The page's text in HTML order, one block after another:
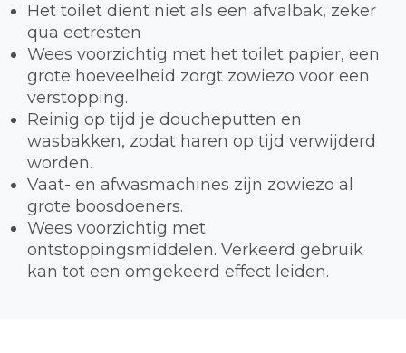
Het toilet dient niet als een afvalbak, zeker
qua eetresten
Wees voorzichtig met het toilet papier, een
grote hoeveelheid zorgt zowiezo voor een
verstopping.
Reinig op tijd je doucheputten en
wasbakken, zodat haren op tijd verwijderd
worden.
Vaat- en afwasmachines zijn zowiezo al
grote boosdoeners.
Wees voorzichtig met
ontstoppingsmiddelen. Verkeerd gebruik
kan tot een omgekeerd effect leiden.